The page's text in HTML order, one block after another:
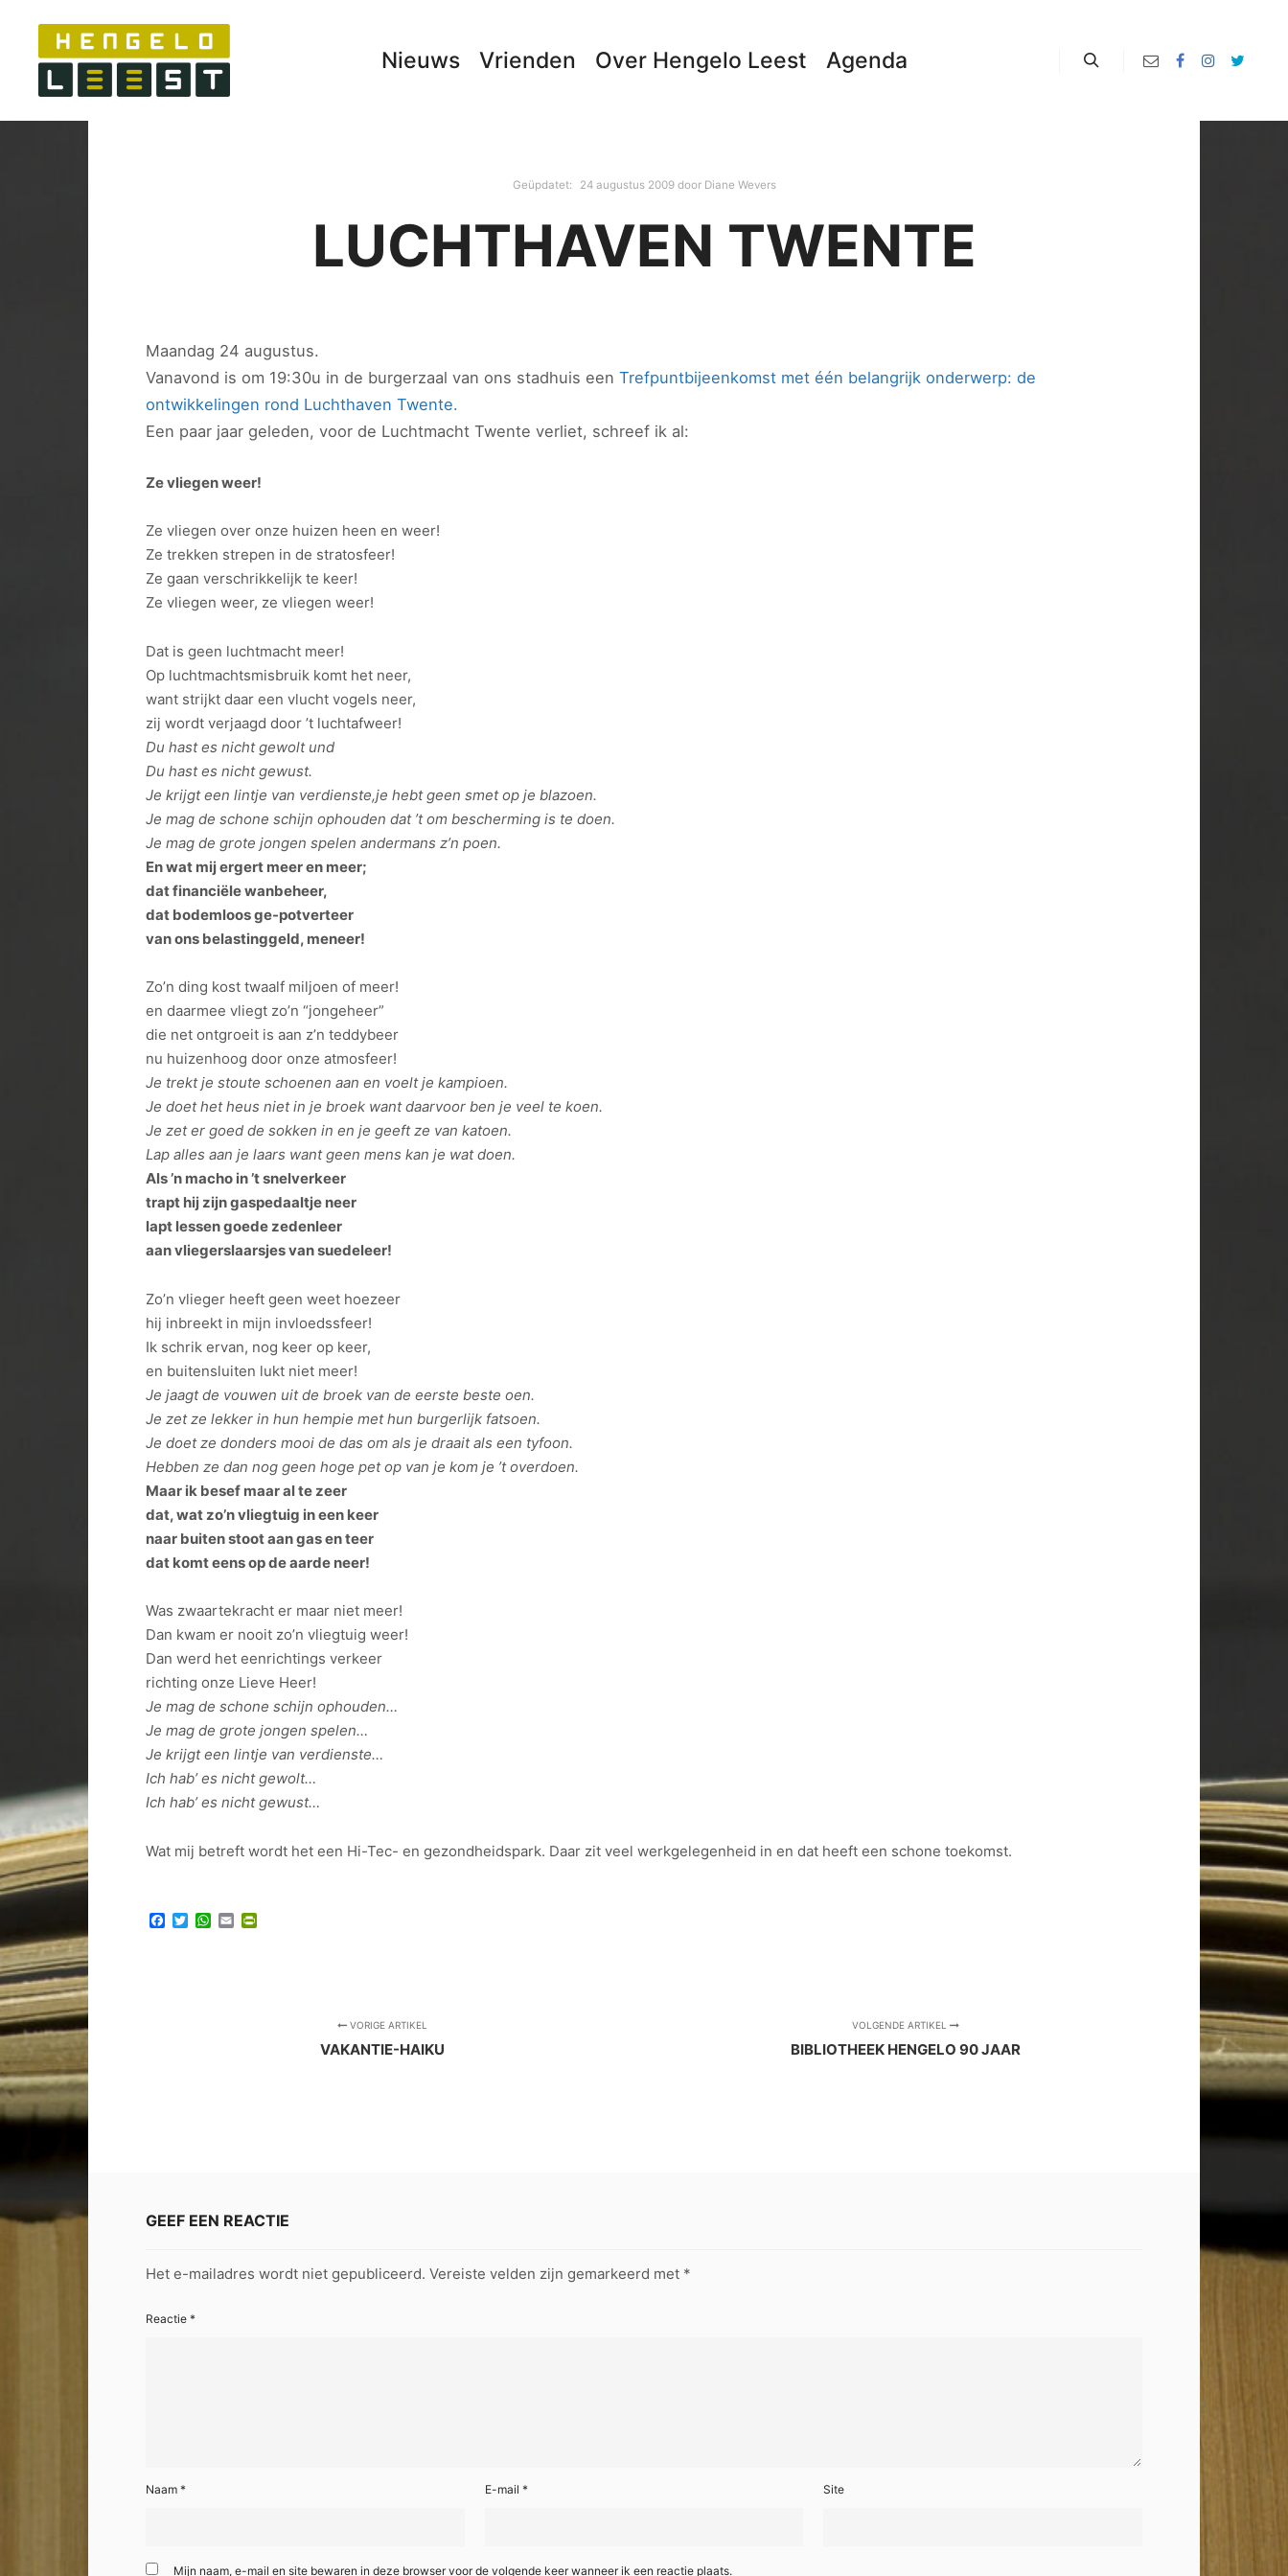
Nieuws Vrienden Over Hengelo Leest Agenda
Geüpdatet: 24 augustus 2009door Diane Wevers
LUCHTHAVEN TWENTE
Maandag 24 augustus.
Vanavond is om 19:30u in de burgerzaal van ons stadhuis een Trefpuntbijeenkomst met één belangrijk onderwerp: de
ontwikkelingen rond Luchthaven Twente.
Een paar jaar geleden, voor de Luchtmacht Twente verliet, schreef ik al:
Ze vliegen weer!
Ze vliegen over onze huizen heen en weer!
Ze trekken strepen in de stratosfeer!
Ze gaan verschrikkelijk te keer!
Ze vliegen weer, ze vliegen weer!
Dat is geen luchtmacht meer!
Op luchtmachtsmisbruik komt het neer,
want strijkt daar een vlucht vogels neer,
zij wordt verjaagd door ’t luchtafweer!
Du hast es nicht gewolt und
Du hast es nicht gewust.
Je krijgt een lintje van verdienste,je hebt geen smet op je blazoen.
Je mag de schone schijn ophouden dat ’t om bescherming is te doen.
Je mag de grote jongen spelen andermans z’n poen.
En wat mij ergert meer en meer;
dat financiële wanbeheer,
dat bodemloos ge-potverteer
van ons belastinggeld, meneer!
Zo’n ding kost twaalf miljoen of meer!
en daarmee vliegt zo’n “jongeheer”
die net ontgroeit is aan z’n teddybeer
nu huizenhoog door onze atmosfeer!
Je trekt je stoute schoenen aan en voelt je kampioen.
Je doet het heus niet in je broek want daarvoor ben je veel te koen.
Je zet er goed de sokken in en je geeft ze van katoen.
Lap alles aan je laars want geen mens kan je wat doen.
Als ’n macho in ’t snelverkeer
trapt hij zijn gaspedaaltje neer
lapt lessen goede zedenleer
aan vliegerslaarsjes van suedeleer!
Zo’n vlieger heeft geen weet hoezeer
hij inbreekt in mijn invloedssfeer!
Ik schrik ervan, nog keer op keer,
en buitensluiten lukt niet meer!
Je jaagt de vouwen uit de broek van de eerste beste oen.
Je zet ze lekker in hun hempie met hun burgerlijk fatsoen.
Je doet ze donders mooi de das om als je draait als een tyfoon.
Hebben ze dan nog geen hoge pet op van je kom je ’t overdoen.
Maar ik besef maar al te zeer
dat, wat zo’n vliegtuig in een keer
naar buiten stoot aan gas en teer
dat komt eens op de aarde neer!
Was zwaartekracht er maar niet meer!
Dan kwam er nooit zo’n vliegtuig weer!
Dan werd het eenrichtings verkeer
richting onze Lieve Heer!
Je mag de schone schijn ophouden…
Je mag de grote jongen spelen…
Je krijgt een lintje van verdienste…
Ich hab’ es nicht gewolt…
Ich hab’ es nicht gewust…
Wat mij betreft wordt het een Hi-Tec- en gezondheidspark. Daar zit veel werkgelegenheid in en dat heeft een schone toekomst.
Facebook
TwitterWhatsApp
Email
VORIGE ARTIKEL
VAKANTIE-HAIKU
VOLGENDE ARTIKEL
BIBLIOTHEEK HENGELO 90 JAAR
GEEF EEN REACTIE
Het e-mailadres wordt niet gepubliceerd. Vereiste velden zijn gemarkeerd met *
Reactie *
Naam * E-mail * Site
Mijn naam, e-mail en site bewaren in deze browser voor de volgende keer wanneer ik een reactie plaats.